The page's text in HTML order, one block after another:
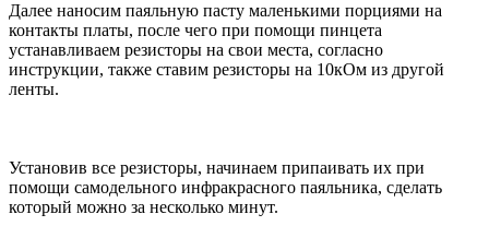
Далее наносим паяльную пасту маленькими порциями на
контакты платы, после чего при помощи пинцета
устанавливаем резисторы на свои места, согласно
инструкции, также ставим резисторы на 10кОм из другой
ленты.
Установив все резисторы, начинаем припаивать их при
помощи самодельного инфракрасного паяльника, сделать
который можно за несколько минут.